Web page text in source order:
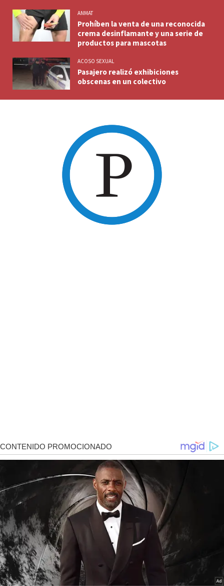
ANMAT
Prohíben la venta de una reconocida
crema desinflamante y una serie de
productos para mascotas
ACOSO SEXUAL
Pasajero realizó exhibiciones
obscenas en un colectivo